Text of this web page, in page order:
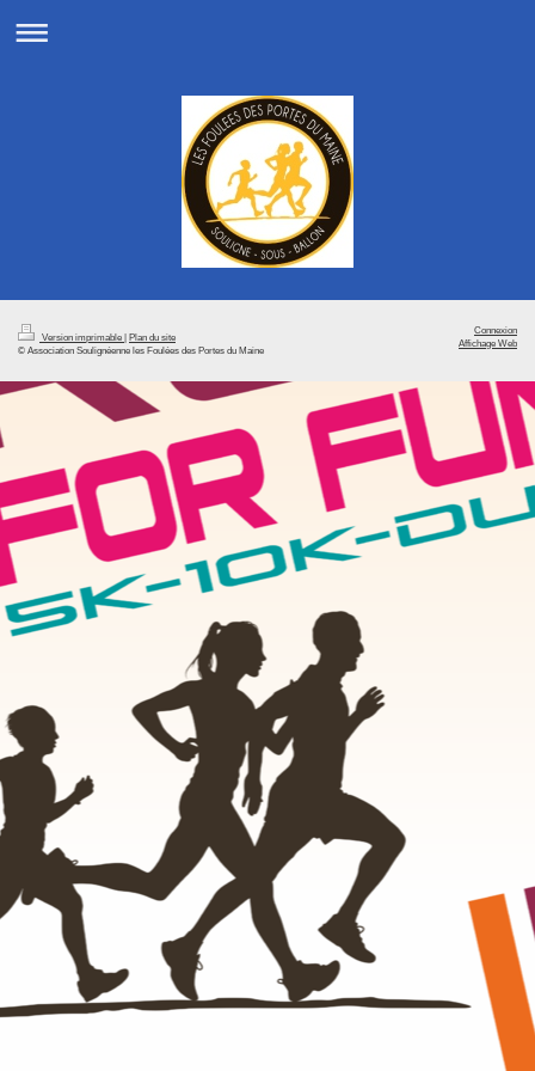
Version imprimable | Plan du site
© Association Soulignéenne les Foulées des Portes du Maine
Connexion
Affichage Web